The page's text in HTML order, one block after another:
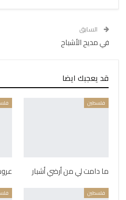
السابق
في مديح الأشباح
قد يعجبك ايضا
فلسطين
ما دامت لي من أرضي أشبار
فلسطين